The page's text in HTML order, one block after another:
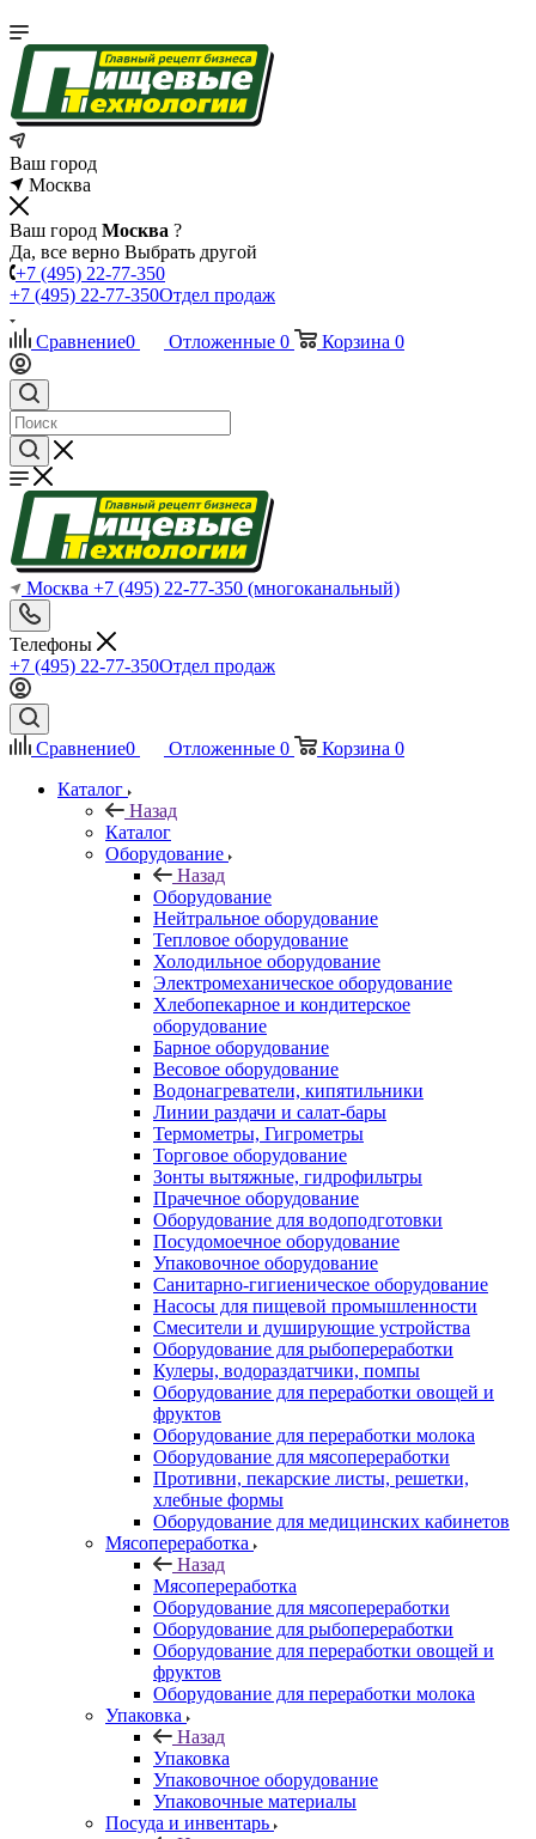
Ваш город
Москва
Ваш город Москва ?
Да, все верно Выбрать другой
+7 (495) 22-77-350
+7 (495) 22-77-350Отдел продаж
Сравнение0 Отложенные 0 Корзина 0
Москва +7 (495) 22-77-350 (многоканальный)
Телефоны
+7 (495) 22-77-350Отдел продаж
Сравнение0 Отложенные 0 Корзина 0
Каталог
Назад
Каталог
Оборудование
Назад
Оборудование
Нейтральное оборудование
Тепловое оборудование
Холодильное оборудование
Электромеханическое оборудование
Хлебопекарное и кондитерское
оборудование
Барное оборудование
Весовое оборудование
Водонагреватели, кипятильники
Линии раздачи и салат-бары
Термометры, Гигрометры
Торговое оборудование
Зонты вытяжные, гидрофильтры
Прачечное оборудование
Оборудование для водоподготовки
Посудомоечное оборудование
Упаковочное оборудование
Санитарно-гигиеническое оборудование
Насосы для пищевой промышленности
Смесители и душирующие устройства
Оборудование для рыбопереработки
Кулеры, водораздатчики, помпы
Оборудование для переработки овощей и
фруктов
Оборудование для переработки молока
Оборудование для мясопереработки
Противни, пекарские листы, решетки,
хлебные формы
Оборудование для медицинских кабинетов
Мясопереработка
Назад
Мясопереработка
Оборудование для мясопереработки
Оборудование для рыбопереработки
Оборудование для переработки овощей и
фруктов
Оборудование для переработки молока
Упаковка
Назад
Упаковка
Упаковочное оборудование
Упаковочные материалы
Посуда и инвентарь